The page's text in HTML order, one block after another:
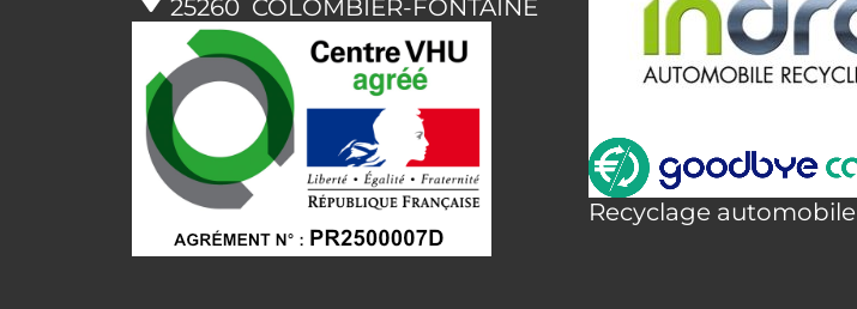
25260 COLOMBIER-FONTAINE
Recyclage automobile